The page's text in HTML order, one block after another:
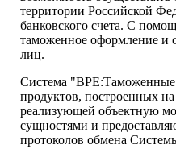
территории Российской
банковского счета. С
таможенное оформление и
лиц.
Система "BPE:Таможенные
продуктов, построенных
реализующей объектную
сущностями и
протоколов обмена